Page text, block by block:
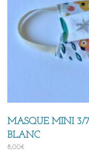
MASQUE MINI 3/
BLANC
8,00€